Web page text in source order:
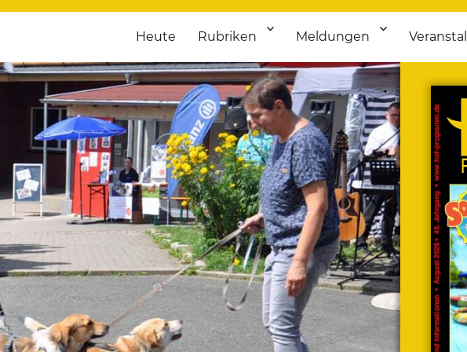
für Hochfranken
Täglich aktuelle Termine von Kultur bis Sport, von Theater bis Flohmarkt.
Heute Rubriken Meldungen